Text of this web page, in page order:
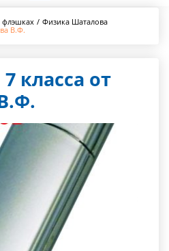
Физика Шаталова
В.Ф.
класса от